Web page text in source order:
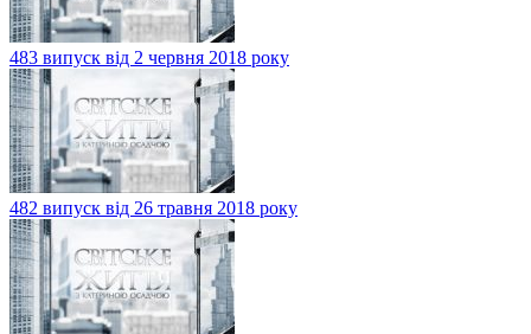
483 випуск від 2 червня 2018 року
482 випуск від 26 травня 2018 року